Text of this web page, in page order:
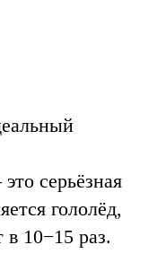
серьёзная
гололёд,
в 10−15 раз.